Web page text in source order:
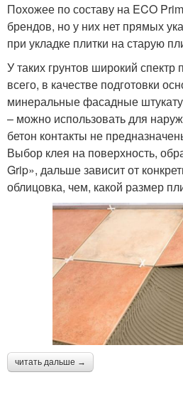
Похожее по составу на ECO
брендов, но у них нет прямых
при укладке плитки на старую
У таких грунтов широкий
всего, в качестве подготовки
минеральные фасадные
– можно использовать для
бетон контакты не
Выбор клея на поверхность,
Grip», дальше зависит от
облицовка, чем, какой размер
читать дальше →